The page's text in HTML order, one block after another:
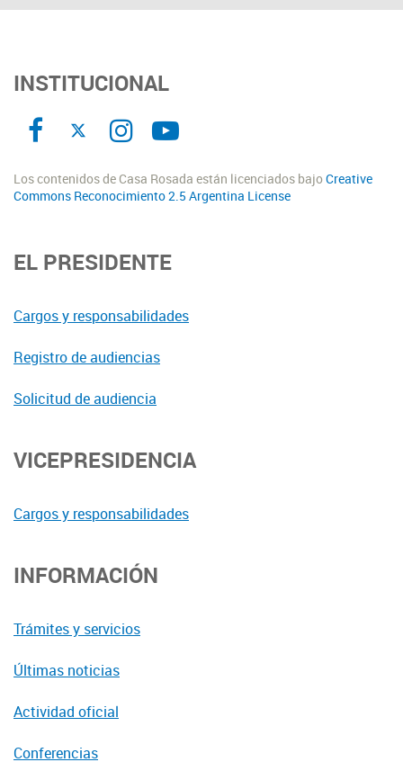
INSTITUCIONAL
Los contenidos de Casa Rosada están licenciados bajoCreative
Commons Reconocimiento 2.5 Argentina License
EL PRESIDENTE
Cargos y responsabilidades
Registro de audiencias
Solicitud de audiencia
VICEPRESIDENCIA
Cargos y responsabilidades
INFORMACIÓN
Trámites y servicios
Últimas noticias
Actividad oficial
Conferencias